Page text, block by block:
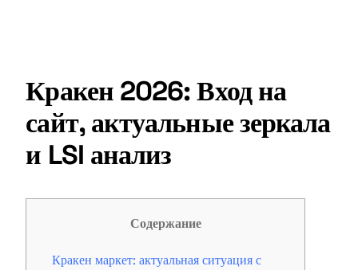
Кракен 2026: Вход на
сайт, актуальные зеркала
и LSI анализ
Содержание
Кракен маркет: актуальная ситуация с